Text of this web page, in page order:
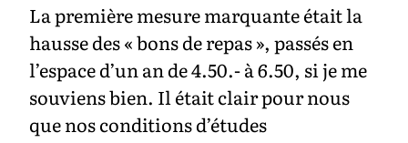
La première mesure marquante était la
hausse des « bons de repas », passés en
l’espace d’un an de 4.50.- à 6.50, si je me
souviens bien. Il était clair pour nous
que nos conditions d’études